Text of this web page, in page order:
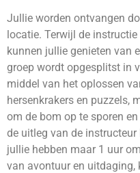
Jullie worden ontvangen
locatie. Terwijl de
kunnen jullie genieten van
groep wordt opgesplitst in
middel van het oplossen
hersenkrakers en puzzels,
om de bom op te sporen
de uitleg van de
jullie hebben maar 1 uur
van avontuur en uitdaging,